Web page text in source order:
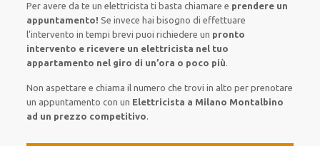
Per avereda te un elettricistati basta chiamare e prendere un
appuntamento! Se invece hai bisogno dieffettuare
l’intervento in tempi brevi puoi richiedere un pronto
intervento e ricevere un elettricista nel tuo
appartamento nel giro di un’ora o poco più.
Non aspettare e chiama il numero che trovi in alto per prenotare
un appuntamento con un Elettricista a Milano Montalbino
ad un prezzo competitivo.